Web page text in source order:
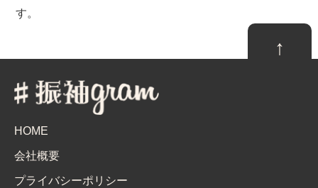
す。
↑
HOME
会社概要
プライバシーポリシー